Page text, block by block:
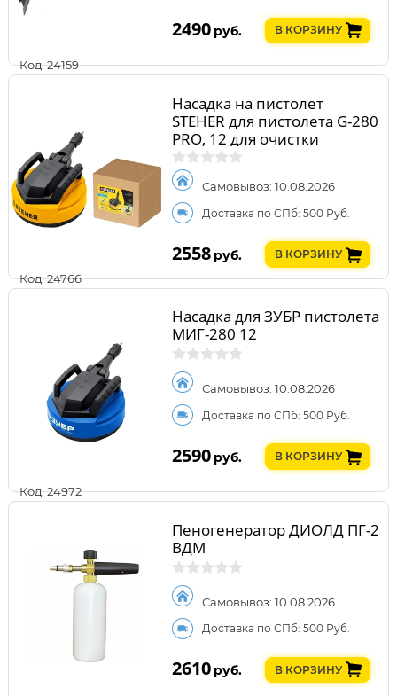
Код: 24159
2490 руб. В КОРЗИНУ
Код: 24766
Насадка на пистолет
STEHER для пистолета G-280
PRO, 12 для очистки
плоских поверхностей
Самовывоз: 10.08.2026
Доставка по СПб: 500 Руб.
2558 руб. В КОРЗИНУ
Код: 24972
Насадка для ЗУБР пистолета
МИГ-280 12
Самовывоз: 10.08.2026
Доставка по СПб: 500 Руб.
2590 руб. В КОРЗИНУ
Пеногенератор ДИОЛД ПГ-2
ВДМ
Самовывоз: 10.08.2026
Доставка по СПб: 500 Руб.
2610 руб. В КОРЗИНУ